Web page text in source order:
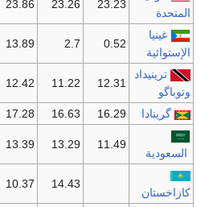
المتحدة
23.23
23.26
23.86
غينيا
الإستوائية
0.52
2.7
13.89
ترينيداد
وتوباگو
12.31
11.22
12.42
گرينادا 16.29
16.63
17.28
السعودية
11.49
13.29
13.39
كازاخستان
14.43
10.37